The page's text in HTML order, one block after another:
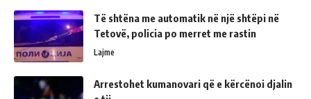
Të shtëna me automatik në një shtëpi në
Tetovë, policia po merret me rastin
Lajme
Arrestohet kumanovari që e kërcënoi djalin